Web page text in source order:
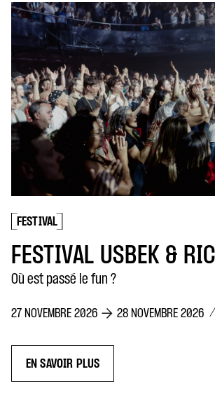
FESTIVAL
USBEK & RICA
est passé le fun ?
NOVEMBRE 2026 28 NOVEMBRE 2026 /
EN SAVOIR PLUS